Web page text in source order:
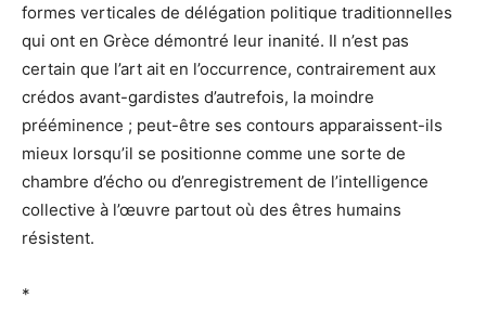
formes verticales de délégation politique traditionnelles
qui ont en Grèce démontré leur inanité. Il n’est pas
certain que l’art ait en l’occurrence, contrairement aux
crédos avant-gardistes d’autrefois, la moindre
prééminence ; peut-être ses contours apparaissent-ils
mieux lorsqu’il se positionne comme une sorte de
chambre d’écho ou d’enregistrement de l’intelligence
collective à l’œuvre partout où des êtres humains
résistent.
*